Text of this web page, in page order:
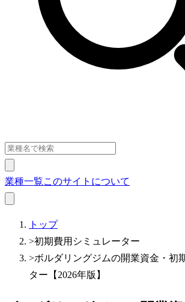
業種一覧このサイトについて
トップ
>初期費用シミュレーター
>ボルダリングジムの開業資金・初
ター【2026年版】